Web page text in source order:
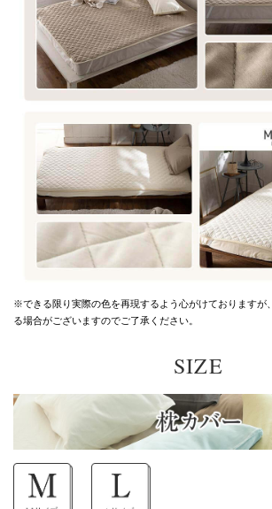
※できる限り実際の色を再現するよう心がけておりますが、
る場合がございますのでご了承ください。
SIZE